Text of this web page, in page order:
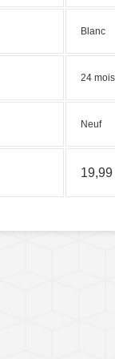
Blanc
24 mois
Neuf
19,99